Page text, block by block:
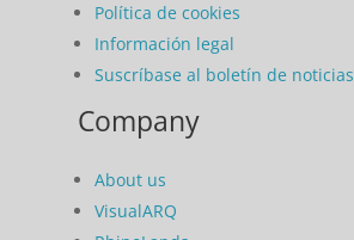
Política de cookies
Información legal
Suscríbase al boletín de noticias
Company
About us
VisualARQ